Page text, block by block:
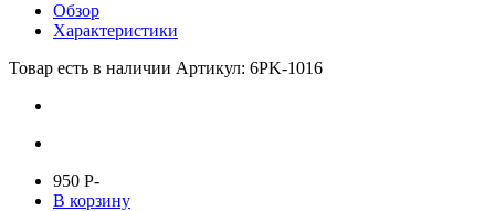
Обзор
Характеристики
Товар есть в наличии Артикул: 6PK-1016
950 P-
В корзину